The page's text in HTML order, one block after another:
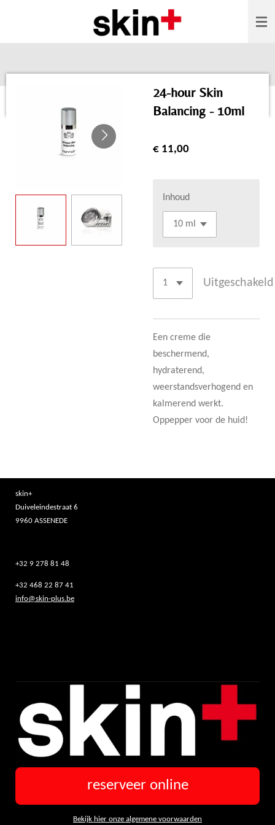
naar
24-hour Skin
Balancing - 10ml
€ 11,00
Inhoud
Uitgeschakeld
Een creme die
beschermend,
hydraterend,
weerstandsverhogend en
kalmerend werkt.
Oppepper voor de huid!
skin+
Duiveleindestraat 6
9960 ASSENEDE
+32 9 278 81 48
+32 468 22 87 41
info@skin-plus.be
reserveer online
Bekijk hier onze algemene voorwaarden